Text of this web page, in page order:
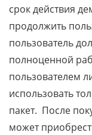
срок действия
продолжить
пользователь
полноценной
пользователем
использовать
пакет. После
может